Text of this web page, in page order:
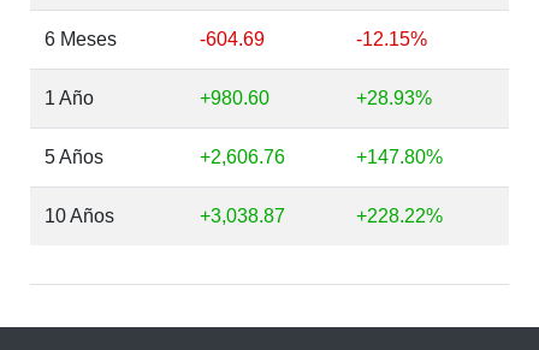
6 Meses -604.69 -12.15%
1 Año +980.60 +28.93%
5 Años +2,606.76 +147.80%
10 Años +3,038.87 +228.22%